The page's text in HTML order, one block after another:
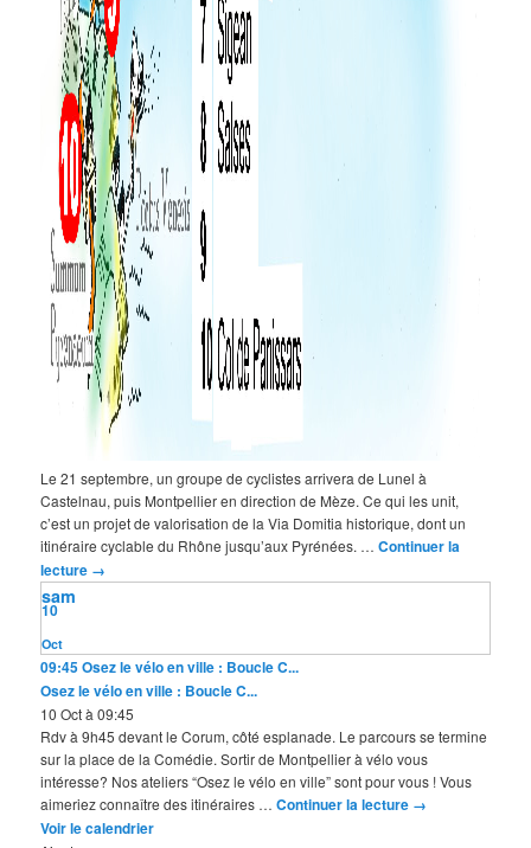
Le 21 septembre, un groupe de cyclistes arrivera de Lunel à
Castelnau, puis Montpellier en direction de Mèze. Ce qui les unit,
c’est un projet de valorisation de la Via Domitia historique, dont un
itinéraire cyclable du Rhône jusqu’aux Pyrénées. …Continuer la
lecture →
Oct
10
sam
09:45Osez le vélo en ville : Boucle C...
Osez le vélo en ville : Boucle C...
10 Oct à 09:45
Rdv à 9h45 devant le Corum, côté esplanade. Le parcours se termine
sur la place de la Comédie. Sortir de Montpellier à vélo vous
intéresse? Nos ateliers “Osez le vélo en ville” sont pour vous ! Vous
aimeriez connaître des itinéraires …Continuer la lecture →
Voir le calendrier